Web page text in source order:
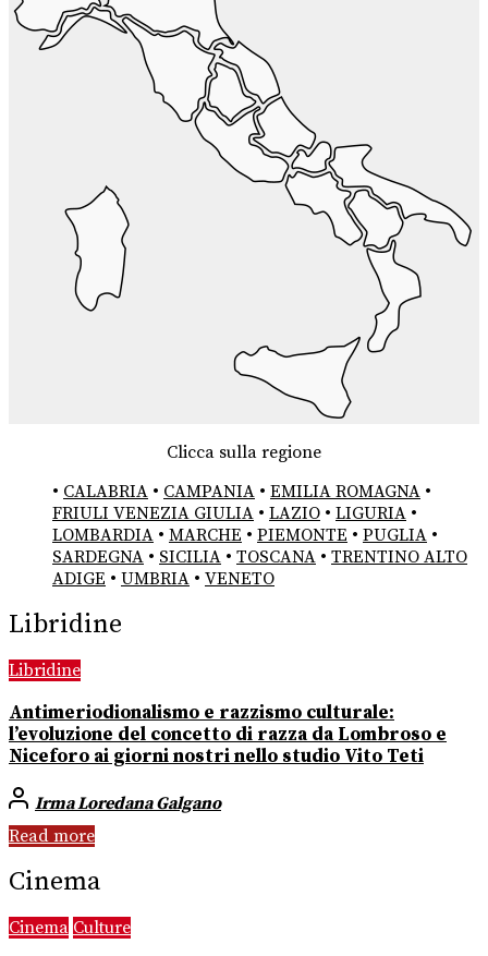
Clicca sulla regione
• CALABRIA • CAMPANIA • EMILIA ROMAGNA •
FRIULI VENEZIA GIULIA • LAZIO • LIGURIA •
LOMBARDIA • MARCHE • PIEMONTE • PUGLIA •
SARDEGNA • SICILIA • TOSCANA • TRENTINO ALTO
ADIGE • UMBRIA • VENETO
Libridine
Libridine
Antimeriodionalismo e razzismo culturale:
l’evoluzione del concetto di razza da Lombroso e
Niceforo ai giorni nostri nello studio Vito Teti
Irma Loredana Galgano
Read more
Cinema
Cinema Culture